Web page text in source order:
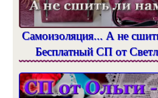
Самоизоляция... А не
Бесплатный СП от